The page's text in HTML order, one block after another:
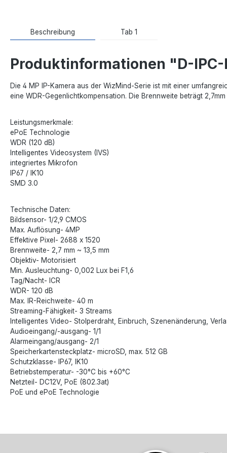
Beschreibung Tab 1
Produktinformationen "D-IPC-
Die 4 MP IP-Kamera aus der WizMind-Serie ist mit einer
eine WDR-Gegenlichtkompensation. Die Brennweite beträgt
Leistungsmerkmale:
ePoE Technologie
WDR (120 dB)
Intelligentes Videosystem (IVS)
integriertes Mikrofon
IP67 / IK10
SMD 3.0
Technische Daten:
Bildsensor- 1/2,9 CMOS
Max. Auflösung- 4MP
Effektive Pixel- 2688 x 1520
Brennweite- 2,7 mm ~ 13,5 mm
Objektiv- Motorisiert
Min. Ausleuchtung- 0,002 Lux bei F1,6
Tag/Nacht- ICR
WDR- 120 dB
Max. IR-Reichweite- 40 m
Streaming-Fähigkeit- 3 Streams
Intelligentes Video- Stolperdraht, Einbruch, Szenenänderung,
Audioeingang/-ausgang- 1/1
Alarmeingang/ausgang- 2/1
Speicherkartensteckplatz- microSD, max. 512 GB
Schutzklasse- IP67, IK10
Betriebstemperatur- -30°C bis +60°C
Netzteil- DC12V, PoE (802.3at)
PoE und ePoE Technologie